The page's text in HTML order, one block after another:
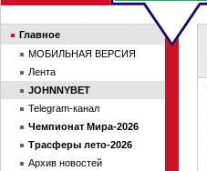
Главное
МОБИЛЬНАЯ ВЕРСИЯ
Лента
JOHNNYBET
Telegram-канал
Чемпионат Мира-2026
Трасферы лето-2026
Архив новостей